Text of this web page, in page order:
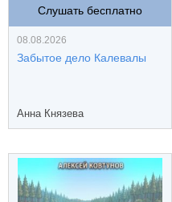
Слушать бесплатно
08.08.2026
Забытое дело Калевалы
Анна Князева